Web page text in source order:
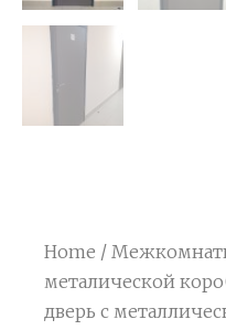
Home /
металической
дверь с